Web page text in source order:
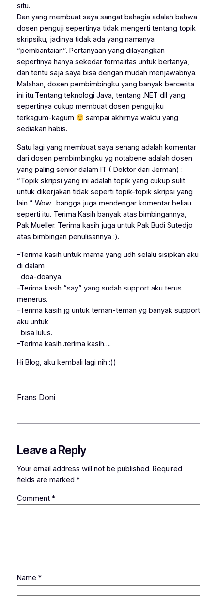
situ.
Dan yang membuat saya sangat bahagia adalah bahwa
dosen penguji sepertinya tidak mengerti tentang topik
skripsiku, jadinya tidak ada yang namanya
“pembantaian”. Pertanyaan yang dilayangkan
sepertinya hanya sekedar formalitas untuk bertanya,
dan tentu saja saya bisa dengan mudah menjawabnya.
Malahan, dosen pembimbingku yang banyak bercerita
ini itu.Tentang teknologi Java, tentang .NET dll yang
sepertinya cukup membuat dosen pengujiku
terkagum-kagum
sampai akhirnya waktu yang
sediakan habis.
Satu lagi yang membuat saya senang adalah komentar
dari dosen pembimbingku yg notabene adalah dosen
yang paling senior dalam IT ( Doktor dari Jerman) :
“Topik skripsi yang ini adalah topik yang cukup sulit
untuk dikerjakan tidak seperti topik-topik skripsi yang
lain ” Wow…bangga juga mendengar komentar beliau
seperti itu. Terima Kasih banyak atas bimbingannya,
Pak Mueller. Terima kasih juga untuk Pak Budi Sutedjo
atas bimbingan penulisannya :).
-Terima kasih untuk mama yang udh selalu sisipkan aku
di dalam
doa-doanya.
-Terima kasih “say” yang sudah support aku terus
menerus.
-Terima kasih jg untuk teman-teman yg banyak support
aku untuk
bisa lulus.
-Terima kasih..terima kasih….
Hi Blog, aku kembali lagi nih :))
Frans Doni
Leave a Reply
Your email address will not be published. Required
fields are marked *
Comment *
Name *